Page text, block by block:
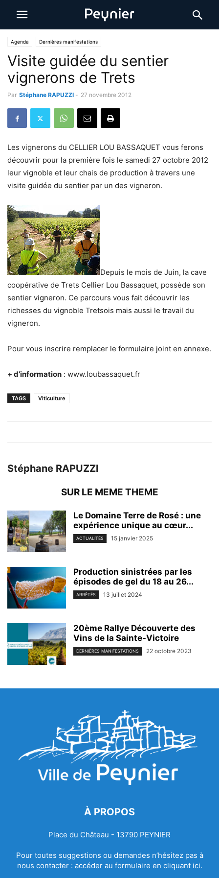
Agenda Dernières manifestations
Visite guidée du sentier
vignerons de Trets
Par Stéphane RAPUZZI - 27 novembre 2012
Les vignerons du CELLIER LOU BASSAQUET vous ferons
découvrir pour la première fois le samedi 27 octobre 2012
leur vignoble et leur chais de production à travers une
visite guidée du sentier par un des vigneron.
Depuis le mois de Juin, la cave
coopérative de Trets Cellier Lou Bassaquet, possède son
sentier vigneron. Ce parcours vous fait découvrir les
richesses du vignoble Tretsois mais aussi le travail du
vigneron.
Pour vous inscrire remplacer le formulaire joint en annexe.
+ d’information : www.loubassaquet.fr
TAGS Viticulture
Stéphane RAPUZZI
SUR LE MEME THEME
Le Domaine Terre de Rosé : une
expérience unique au cœur...
ACTUALITÉS 15 janvier 2025
Production sinistrées par les
épisodes de gel du 18 au 26...
ARRÊTÉS 13 juillet 2024
20ème Rallye Découverte des
Vins de la Sainte-Victoire
DERNIÈRES MANIFESTATIONS 22 octobre 2023
À PROPOS
Place du Château - 13790 PEYNIER
Pour toutes suggestions ou demandes n’hésitez pas à
nous contacter : accéder au formulaire en cliquant ici.